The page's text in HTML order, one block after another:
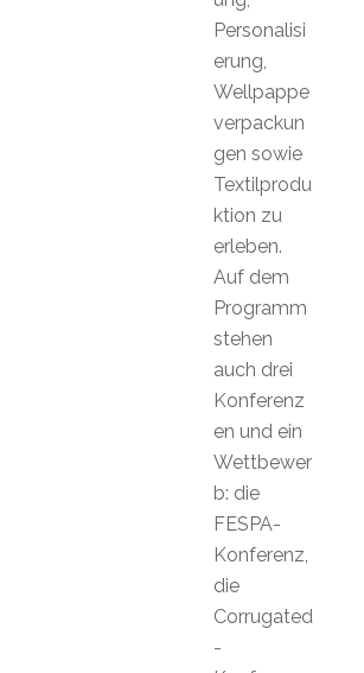
Personalisi
erung,
Wellpappe
verpackun
gen sowie
Textilprodu
ktion zu
erleben.
Auf dem
Programm
stehen
auch drei
Konferenz
en und ein
Wettbewer
b: die
FESPA-
Konferenz,
die
Corrugated
-